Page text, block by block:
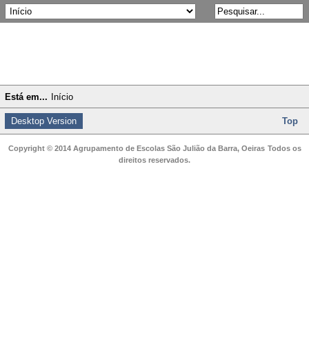
Está em... Início
Desktop Version Top
Copyright © 2014 Agrupamento de Escolas São Julião da Barra, Oeiras Todos os
direitos reservados.